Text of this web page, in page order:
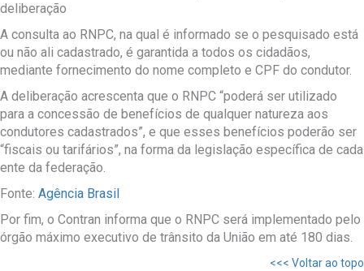
deliberação
A consulta ao RNPC, na qual é informado se o pesquisado está
ou não ali cadastrado, é garantida a todos os cidadãos,
mediante fornecimento do nome completo e CPF do condutor.
A deliberação acrescenta que o RNPC “poderá ser utilizado
para a concessão de benefícios de qualquer natureza aos
condutores cadastrados”, e que esses benefícios poderão ser
“fiscais ou tarifários”, na forma da legislação específica de cada
ente da federação.
Fonte: Agência Brasil
Por fim, o Contran informa que o RNPC será implementado pelo
órgão máximo executivo de trânsito da União em até 180 dias.
<<< Voltar ao topo